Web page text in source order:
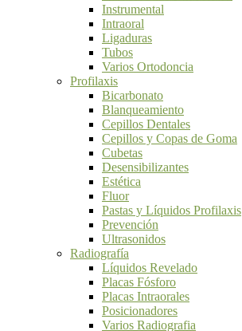
Instrumental
Intraoral
Ligaduras
Tubos
Varios Ortodoncia
Profilaxis
Bicarbonato
Blanqueamiento
Cepillos Dentales
Cepillos y Copas de Goma
Cubetas
Desensibilizantes
Estética
Fluor
Pastas y Líquidos Profilaxis
Prevención
Ultrasonidos
Radiografía
Líquidos Revelado
Placas Fósforo
Placas Intraorales
Posicionadores
Varios Radiografia